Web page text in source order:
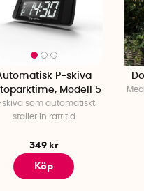
P-skiva
Modell 5
skiva som automatiskt
ställer in rätt tid
349 kr
Köp